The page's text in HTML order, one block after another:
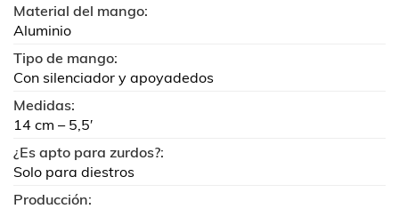
Material del mango:
Aluminio
Tipo de mango:
Con silenciador y apoyadedos
Medidas:
14 cm – 5,5′
¿Es apto para zurdos?:
Solo para diestros
Producción: